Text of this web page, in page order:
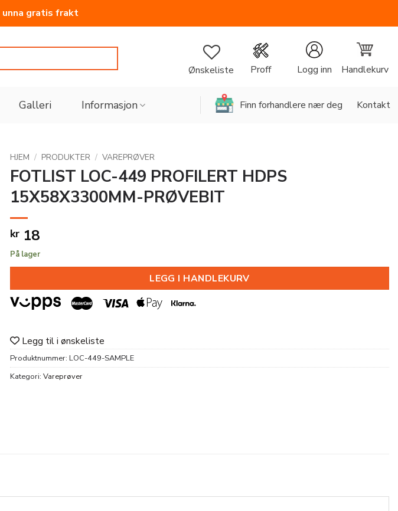
unna gratis frakt
Ønskeliste Proff Logg inn Handlekurv
Galleri Informasjon Finn forhandlere nær deg Kontakt
HJEM / PRODUKTER / VAREPRØVER
FOTLIST LOC-449 PROFILERT HDPS
15X58X3300MM-PRØVEBIT
kr 18
På lager
LEGG I HANDLEKURV
Legg til i ønskeliste
Produktnummer: LOC-449-SAMPLE
Kategori: Vareprøver